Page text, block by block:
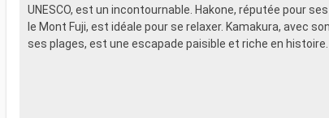
UNESCO, est un incontournable. Hakone, réputée pour
le Mont Fuji, est idéale pour se relaxer. Kamakura, avec
ses plages, est une escapade paisible et riche en histoire.